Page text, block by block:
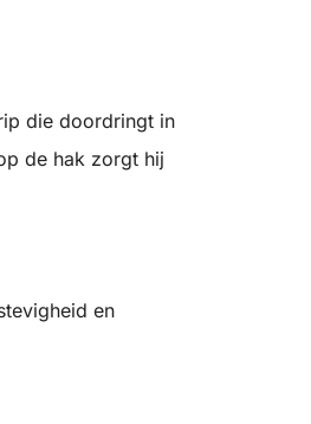
die doordringt in
de hak zorgt hij
en